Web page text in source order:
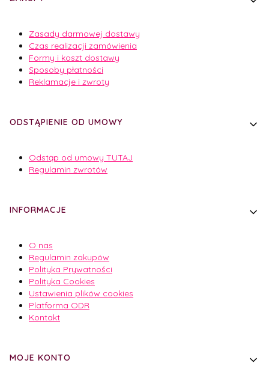
Zasady darmowej dostawy
Czas realizacji zamówienia
Formy i koszt dostawy
Sposoby płatności
Reklamacje i zwroty
ODSTĄPIENIE OD UMOWY
Odstąp od umowy TUTAJ
Regulamin zwrotów
INFORMACJE
O nas
Regulamin zakupów
Polityka Prywatności
Polityka Cookies
Ustawienia plików cookies
Platforma ODR
Kontakt
MOJE KONTO